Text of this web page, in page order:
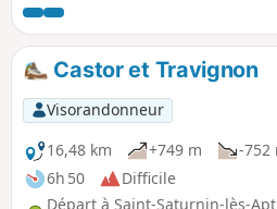
du Roumi permet d'approcher les
restauration) de l'ancien château
attenante du même nom.
Castor et Travignon
Visorandonneur
16,48 km
+749 m
-752
6h 50
Difficile
Départ à Saint-Saturnin-lès-Apt